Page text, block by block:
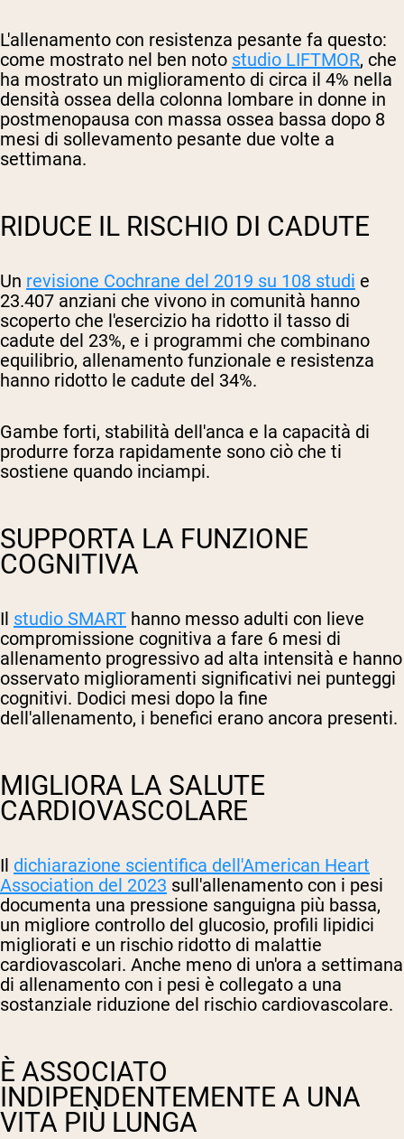
L'allenamento con resistenza pesante fa questo:
come mostrato nel ben noto studio LIFTMOR, che
ha mostrato un miglioramento di circa il 4% nella
densità ossea della colonna lombare in donne in
postmenopausa con massa ossea bassa dopo 8
mesi di sollevamento pesante due volte a
settimana.
RIDUCE IL RISCHIO DI CADUTE
Un revisione Cochrane del 2019 su 108 studi e
23.407 anziani che vivono in comunità hanno
scoperto che l'esercizio ha ridotto il tasso di
cadute del 23%, e i programmi che combinano
equilibrio, allenamento funzionale e resistenza
hanno ridotto le cadute del 34%.
Gambe forti, stabilità dell'anca e la capacità di
produrre forza rapidamente sono ciò che ti
sostiene quando inciampi.
SUPPORTA LA FUNZIONE
COGNITIVA
Il studio SMART hanno messo adulti con lieve
compromissione cognitiva a fare 6 mesi di
allenamento progressivo ad alta intensità e hanno
osservato miglioramenti significativi nei punteggi
cognitivi. Dodici mesi dopo la fine
dell'allenamento, i benefici erano ancora presenti.
MIGLIORA LA SALUTE
CARDIOVASCOLARE
Il dichiarazione scientifica dell'American Heart
Association del 2023 sull'allenamento con i pesi
documenta una pressione sanguigna più bassa,
un migliore controllo del glucosio, profili lipidici
migliorati e un rischio ridotto di malattie
cardiovascolari. Anche meno di un'ora a settimana
di allenamento con i pesi è collegato a una
sostanziale riduzione del rischio cardiovascolare.
È ASSOCIATO
INDIPENDENTEMENTE A UNA
VITA PIÙ LUNGA